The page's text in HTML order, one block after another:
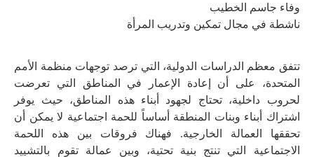
وفاء جاسم الخطيب
ناشطة في مجال تمكين وتدريب المرأة
تتفق معظم الدراسات الدولية، التي ترصد توجهات منظمة الأمم
المتحدة، على أن إعادة الإعمار في المناطق التي تعرضت
لحروب داخلية، تحتاج لجهود أبناء هذه المناطق، حيث يوفر
اشتراك أبناء وبنات المنطقة أساساً للحمة اجتماعية لا يمكن أن
تحققها العمالة الخارجية. فهناك فروقات بين هذه اللحمة
الاجتماعية التي تنتج بنية تحتية، وبين عمالة تقوم بالتشييد